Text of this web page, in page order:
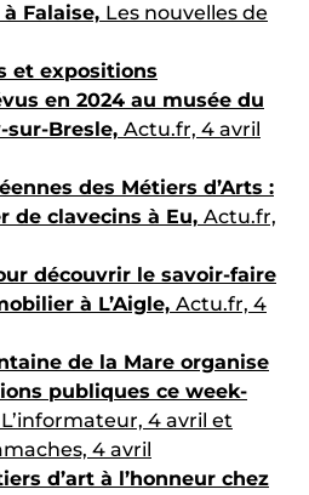
Falaise, Les nouvelles de
et expositions
en 2024 au musée du
sur-Bresle, Actu.fr, 4 avril
des Métiers d’Arts :
de clavecins à Eu, Actu.fr,
découvrir le savoir-faire
à L’Aigle, Actu.fr, 4
de la Mare organise
publiques ce week-
L’informateur, 4 avril et
4 avril
d’art à l’honneur chez